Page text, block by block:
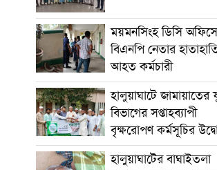
ময়মনসিংহ ডিসি
বিএনপি নেতার
আহত কর্মচারী
হালুয়াঘাটে জামায়াতের
বিভাগের সপ্তাহব্যাপী
বৃক্ষরোপণ কর্মসূচির
হালুয়াঘাটের বাঘাইতলা